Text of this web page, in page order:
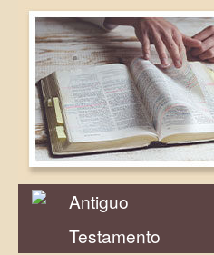
Antiguo
Testamento